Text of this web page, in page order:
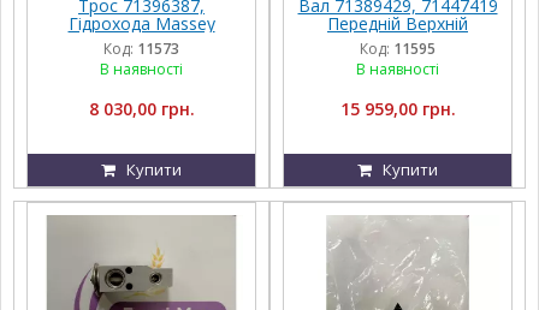
Трос 71396387,
Гідрохода Massey
Ferguson 9690
Код: 11573
В наявності
8 030,00 грн.
Купити
Вал 71389429, 71447419
Передній Верхній
Приводу Грохота
Massey Ferguson
Код: 11595
В наявності
15 959,00 грн.
Купити